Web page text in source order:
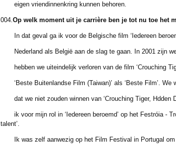
eigen vriendinnenkring kunnen behoren.
004.Op welk moment uit je carrière ben je tot nu toe het
In dat geval ga ik voor de Belgische film ‘Iedereen
Nederland als België aan de slag te gaan. In 2001 zijn we
hebben we uiteindelijk verloren van de film ‘Crouching
‘Beste Buitenlandse Film (Taiwan)’ als ‘Beste Film’. We
dat we niet zouden winnen van ‘Crouching Tiger, Hdden
ik voor mijn rol in ‘Iedereen beroemd’ op het Festróia -
talent’.
Ik was zelf aanwezig op het Film Festival in Portugal om